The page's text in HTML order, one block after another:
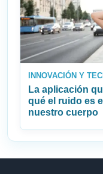
INNOVACIÓN Y
La aplicación
qué el ruido es
nuestro cuerpo